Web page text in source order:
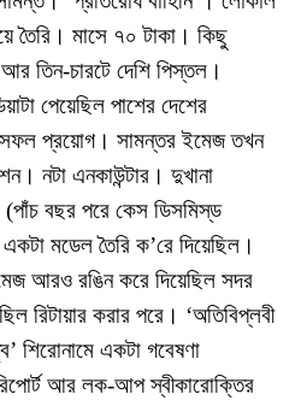
তৈরি। মাসে ৭০ টাকা। কিছু
আর তিন-চারটে দেশি পিস্তল।
পেয়েছিল পাশের দেশের
সফল প্রয়োগ। সামন্তর ইমেজ তখন
নটা এনকাউন্টার। দুখানা
(পাঁচ বছর পরে কেস ডিসমিস্‌ড
মডেল তৈরি ক’রে দিয়েছিল।
আরও রঙিন করে দিয়েছিল সদর
রিটায়ার করার পরে। ‘অতিবিপ্লবী
শিরোনামে একটা গবেষণা
আর লক-আপ স্বীকারোক্তির